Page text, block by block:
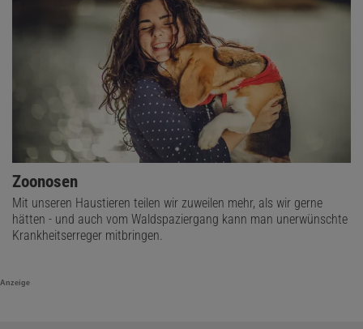
Zoonosen
Mit unseren Haustieren teilen wir zuweilen mehr, als wir gerne
hätten - und auch vom Waldspaziergang kann man unerwünschte
Krankheitserreger mitbringen.
Anzeige